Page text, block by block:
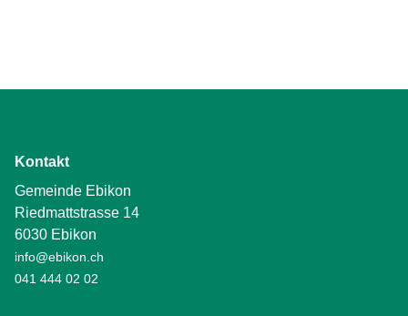
Kontakt
Gemeinde Ebikon
Riedmattstrasse 14
6030 Ebikon
info@ebikon.ch
041 444 02 02